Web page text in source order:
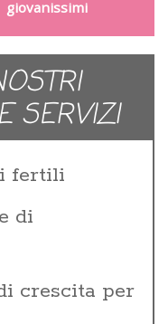
giovanissimi
SERVIZI
fertili
di
crescita per